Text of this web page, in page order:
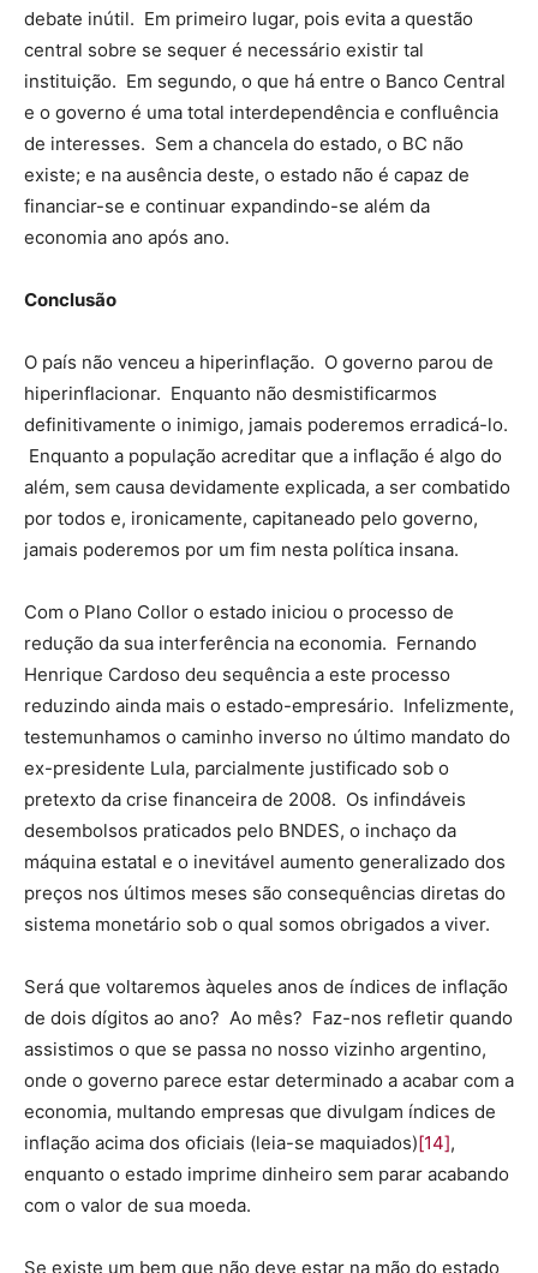
debate inútil. Em primeiro lugar, pois evita a questão
central sobre se sequer é necessário existir tal
instituição. Em segundo, o que há entre o Banco Central
e o governo é uma total interdependência e confluência
de interesses. Sem a chancela do estado, o BC não
existe; e na ausência deste, o estado não é capaz de
financiar-se e continuar expandindo-se além da
economia ano após ano.
Conclusão
O país não venceu a hiperinflação. O governo parou de
hiperinflacionar. Enquanto não desmistificarmos
definitivamente o inimigo, jamais poderemos erradicá-lo.
Enquanto a população acreditar que a inflação é algo do
além, sem causa devidamente explicada, a ser combatido
por todos e, ironicamente, capitaneado pelo governo,
jamais poderemos por um fim nesta política insana.
Com o Plano Collor o estado iniciou o processo de
redução da sua interferência na economia. Fernando
Henrique Cardoso deu sequência a este processo
reduzindo ainda mais o estado-empresário. Infelizmente,
testemunhamos o caminho inverso no último mandato do
ex-presidente Lula, parcialmente justificado sob o
pretexto da crise financeira de 2008. Os infindáveis
desembolsos praticados pelo BNDES, o inchaço da
máquina estatal e o inevitável aumento generalizado dos
preços nos últimos meses são consequências diretas do
sistema monetário sob o qual somos obrigados a viver.
Será que voltaremos àqueles anos de índices de inflação
de dois dígitos ao ano? Ao mês? Faz-nos refletir quando
assistimos o que se passa no nosso vizinho argentino,
onde o governo parece estar determinado a acabar com a
economia, multando empresas que divulgam índices de
inflação acima dos oficiais (leia-se maquiados)[14],
enquanto o estado imprime dinheiro sem parar acabando
com o valor de sua moeda.
Se existe um bem que não deve estar na mão do estado